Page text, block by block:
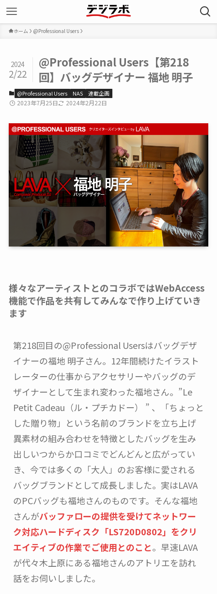
ホーム @Professional Users
@Professional Users【第218
回】バッグデザイナー 福地 明子
2024
2/22
@Professional Users NAS 連載企画
2023年7月25日 2024年2月22日
様々なアーティストとのコラボではWebAccess
機能で作品を共有してみんなで作り上げていき
ます
第218回目の@Professional Usersはバッグデザ
イナーの福地 明子さん。12年間続けたイラスト
レーターの仕事からアクセサリーやバッグのデ
ザイナーとして生まれ変わった福地さん。”Le
Petit Cadeau（ル・プチカドー） ” 、「ちょっと
した贈り物」という名前のブランドを立ち上げ
異素材の組み合わせを特徴としたバッグを生み
出しいつからか口コミでどんどんと広がってい
き、今では多くの「大人」のお客様に愛される
バッグブランドとして成長しました。実はLAVA
のPCバッグも福地さんのものです。そんな福地
さんがバッファローの提供を受けてネットワー
ク対応ハードディスク「LS720D0802」をクリ
エイティブの作業でご使用とのこと。早速LAVA
が代々木上原にある福地さんのアトリエを訪れ
話をお伺いしました。